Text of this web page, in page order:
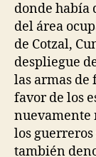
donde había
del área
de Cotzal,
despliegue
las armas
favor de los
nuevamente
los
también